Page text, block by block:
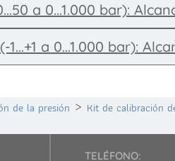
a 0...1.000 bar):
1...+1 a 0...1.000 bar):
de la presión Kit de calibración
TELÉFONO: